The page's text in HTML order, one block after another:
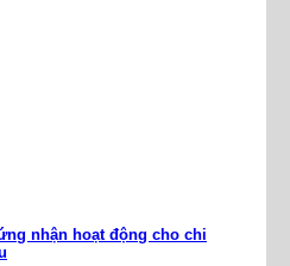
nhận hoạt động cho chi